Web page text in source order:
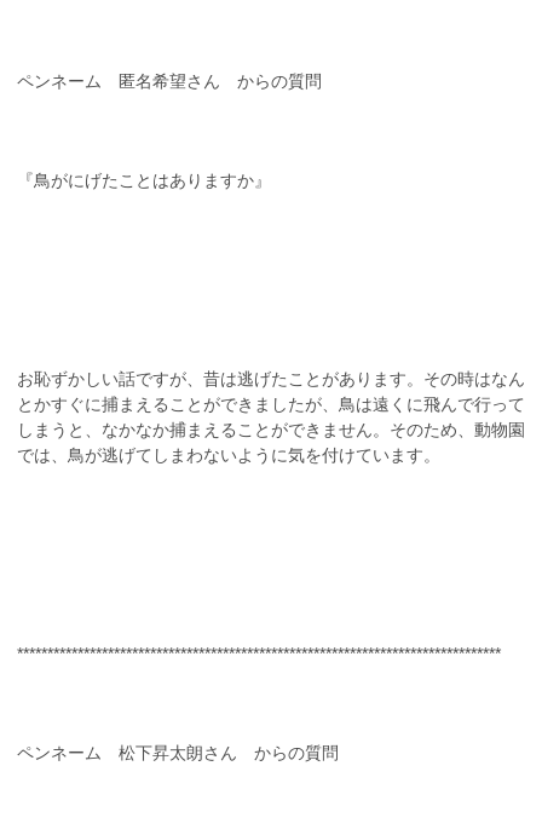
ペンネーム 匿名希望さん からの質問
『鳥がにげたことはありますか』
お恥ずかしい話ですが、昔は逃げたことがあります。その時はなん
とかすぐに捕まえることができましたが、鳥は遠くに飛んで行って
しまうと、なかなか捕まえることができません。そのため、動物園
では、鳥が逃げてしまわないように気を付けています。
********************************************************************************
ペンネーム 松下昇太朗さん からの質問